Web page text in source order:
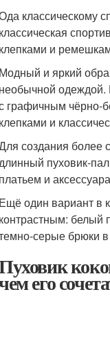
классическому
классическая
клепками и
Модный и яркий
необычной одеждой.
графичным чёрно-
клепками и
создания более
пуховик-
платьем и
Ещё один вариант в
контрастным: белый
серые брюки
его